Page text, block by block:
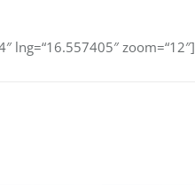
lng=“16.557405″ zoom=“12″]